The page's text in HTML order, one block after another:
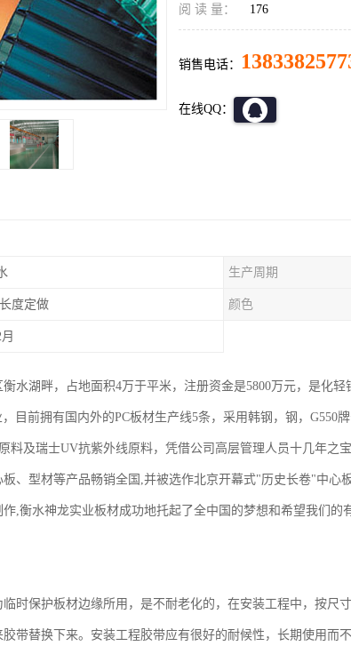
阅 读 量： 176
销售电话：
在线QQ：
生产周期
度定做 颜色
水湖畔，占地面积4万于平米，注册资金是5800万元，是化
目前拥有国内外的PC板材生产线5条，采用韩钢，钢，G550
原料及瑞士UV抗紫外线原料，凭借公司高层管理人员十几年之
、型材等产品畅销全国,并被选作北京开幕式"历史长卷"中心
,衡水神龙实业板材成功地托起了全中国的梦想和希望我们的
时保护板材边缘所用，是不耐老化的，在安装工程中，按尺
带替换下来。安装工程胶带应有很好的耐候性，长期使用而